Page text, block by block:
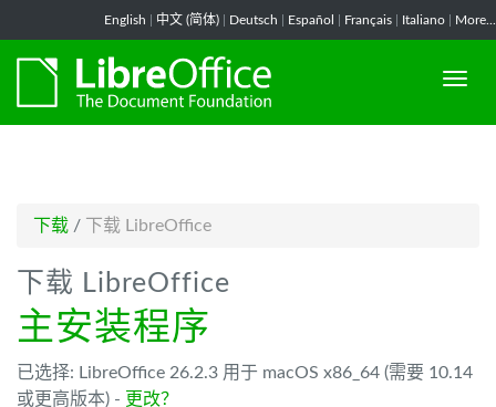
English 中文 (简体) Deutsch Español Français Italiano More...
下载 / 下载 LibreOffice
下载 LibreOffice
主安装程序
已选择: LibreOffice 26.2.3 用于 macOS x86_64 (需要 10.14
或更高版本) - 更改？